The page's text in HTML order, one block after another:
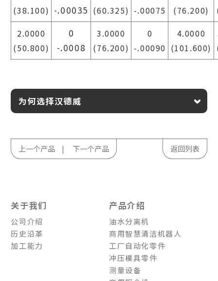
(38.100) -.00035 (60.325) -.00075
(76.200)
2.0000
(50.800)
0
-.0008
3.0000
(76.200)
0
-.00090
4.0000
(101.600)
为何选择汉德威
上一个产品 下一个产品 返回列表
关于我们
公司介绍
历史沿革
加工能力
产品介绍
油水分离机
商用智慧清洁机器人
工厂自动化零件
冲压模具零件
测量设备